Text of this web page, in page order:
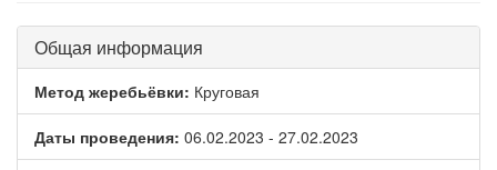
Общая информация
Метод жеребьёвки: Круговая
Даты проведения: 06.02.2023 - 27.02.2023